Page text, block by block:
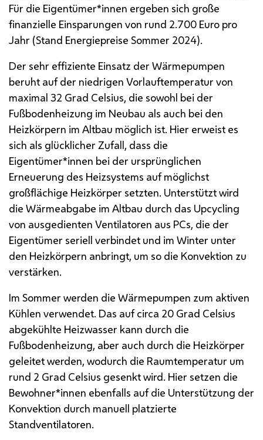
Für die Eigentümer*innen ergeben sich große
finanzielle Einsparungen von rund 2.700 Euro pro
Jahr (Stand Energiepreise Sommer 2024).
Der sehr effiziente Einsatz der Wärmepumpen
beruht auf der niedrigen Vorlauftemperatur von
maximal 32 Grad Celsius, die sowohl bei der
Fußbodenheizung im Neubau als auch bei den
Heizkörpern im Altbau möglich ist. Hier erweist es
sich als glücklicher Zufall, dass die
Eigentümer*innen bei der ursprünglichen
Erneuerung des Heizsystems auf möglichst
großflächige Heizkörper setzten. Unterstützt wird
die Wärmeabgabe im Altbau durch das Upcycling
von ausgedienten Ventilatoren aus PCs, die der
Eigentümer seriell verbindet und im Winter unter
den Heizkörpern anbringt, um so die Konvektion zu
verstärken.
Im Sommer werden die Wärmepumpen zum aktiven
Kühlen verwendet. Das auf circa 20 Grad Celsius
abgekühlte Heizwasser kann durch die
Fußbodenheizung, aber auch durch die Heizkörper
geleitet werden, wodurch die Raumtemperatur um
rund 2 Grad Celsius gesenkt wird. Hier setzen die
Bewohner*innen ebenfalls auf die Unterstützung der
Konvektion durch manuell platzierte
Standventilatoren.